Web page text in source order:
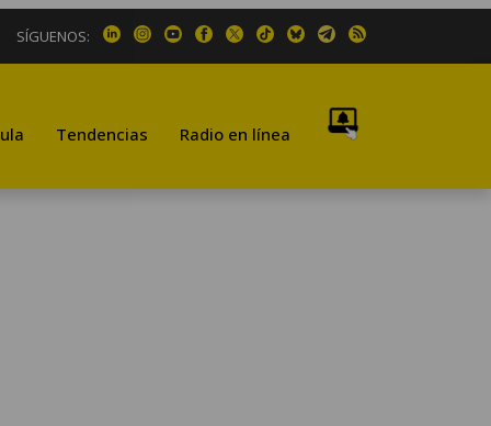
SÍGUENOS:
Tendencias Radio en línea